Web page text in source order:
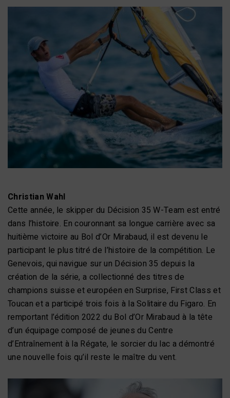
Christian Wahl
Cette année, le skipper du Décision 35 W-Team est entré
dans l’histoire. En couronnant sa longue carrière avec sa
huitième victoire au Bol d’Or Mirabaud, il est devenu le
participant le plus titré de l’histoire de la compétition. Le
Genevois, qui navigue sur un Décision 35 depuis la
création de la série, a collectionné des titres de
champions suisse et européen en Surprise, First Class et
Toucan et a participé trois fois à la Solitaire du Figaro. En
remportant l’édition 2022 du Bol d’Or Mirabaud à la tête
d’un équipage composé de jeunes du Centre
d’Entraînement à la Régate, le sorcier du lac a démontré
une nouvelle fois qu’il reste le maître du vent.